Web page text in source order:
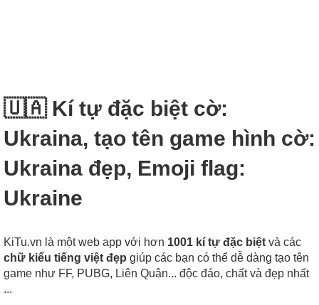
🇺🇦 Kí tự đặc biệt cờ:
Ukraina, tạo tên game hình cờ:
Ukraina đẹp, Emoji flag:
Ukraine
KiTu.vn là một web app với hơn 1001 kí tự đặc biệt và các
chữ kiểu tiếng việt đẹp giúp các bạn có thể dễ dàng tạo tên
game như FF, PUBG, Liên Quân... độc đáo, chất và đẹp nhất
...